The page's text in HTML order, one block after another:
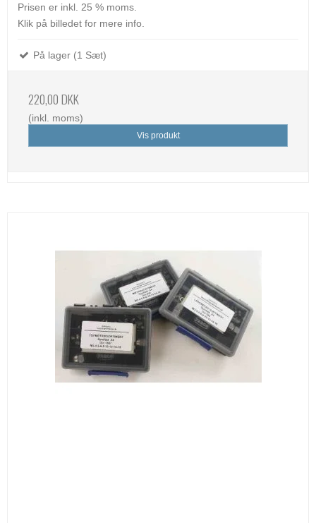
Prisen er inkl. 25 % moms.
Klik på billedet for mere info.
På lager (1 Sæt)
220,00 DKK
(inkl. moms)
Vis produkt